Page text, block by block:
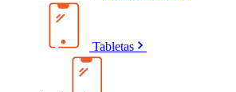
Tabletas